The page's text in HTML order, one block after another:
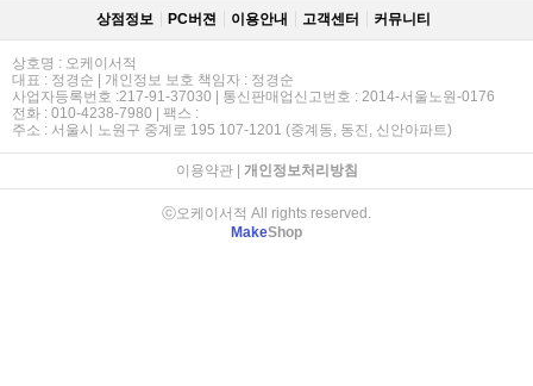
상점정보 PC버젼 이용안내 고객센터 커뮤니티
상호명 : 오케이서적
대표 : 정경순 | 개인정보 보호 책임자 : 정경순
사업자등록번호 :217-91-37030 | 통신판매업신고번호 : 2014-서울노원-0176
전화 : 010-4238-7980 | 팩스 :
주소 : 서울시 노원구 중계로 195 107-1201 (중계동, 동진, 신안아파트)
이용약관| 개인정보처리방침
ⓒ오케이서적 All rights reserved.
MakeShop